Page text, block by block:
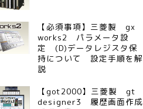
【必須事項】三菱製 gx
works2 パラメータ設
定 (D)データレジスタ保
持について 設定手順を解
説
【got2000】三菱製 gt
designer3 履歴画面作成